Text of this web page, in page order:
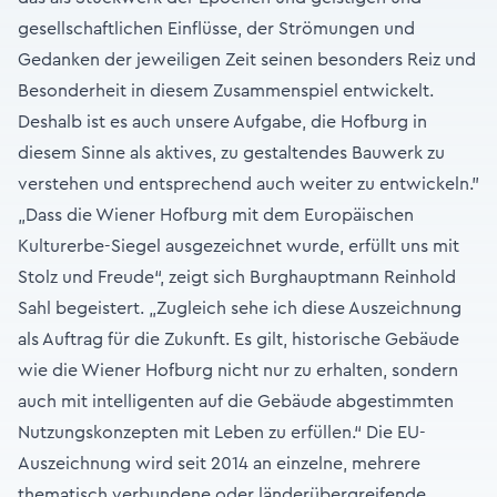
gesellschaftlichen Einflüsse, der Strömungen und
Gedanken der jeweiligen Zeit seinen besonders Reiz und
Besonderheit in diesem Zusammenspiel entwickelt.
Deshalb ist es auch unsere Aufgabe, die Hofburg in
diesem Sinne als aktives, zu gestaltendes Bauwerk zu
verstehen und entsprechend auch weiter zu entwickeln."
„Dass die Wiener Hofburg mit dem Europäischen
Kulturerbe-Siegel ausgezeichnet wurde, erfüllt uns mit
Stolz und Freude“, zeigt sich Burghauptmann Reinhold
Sahl begeistert. „Zugleich sehe ich diese Auszeichnung
als Auftrag für die Zukunft. Es gilt, historische Gebäude
wie die Wiener Hofburg nicht nur zu erhalten, sondern
auch mit intelligenten auf die Gebäude abgestimmten
Nutzungskonzepten mit Leben zu erfüllen.“ Die EU-
Auszeichnung wird seit 2014 an einzelne, mehrere